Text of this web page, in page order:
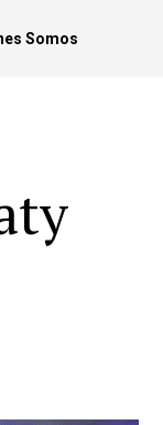
Somos